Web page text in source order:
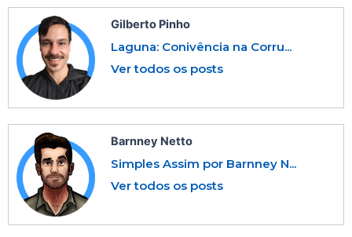
Gilberto Pinho
Laguna: Conivência na Corru...
Ver todos os posts
Barnney Netto
Simples Assim por Barnney N...
Ver todos os posts